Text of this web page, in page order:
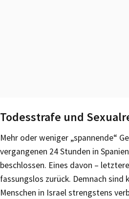
Todesstrafe und
Mehr oder weniger „spannende“
vergangenen 24 Stunden in
beschlossen. Eines davon –
fassungslos zurück. Demnach sind
Menschen in Israel strengstens